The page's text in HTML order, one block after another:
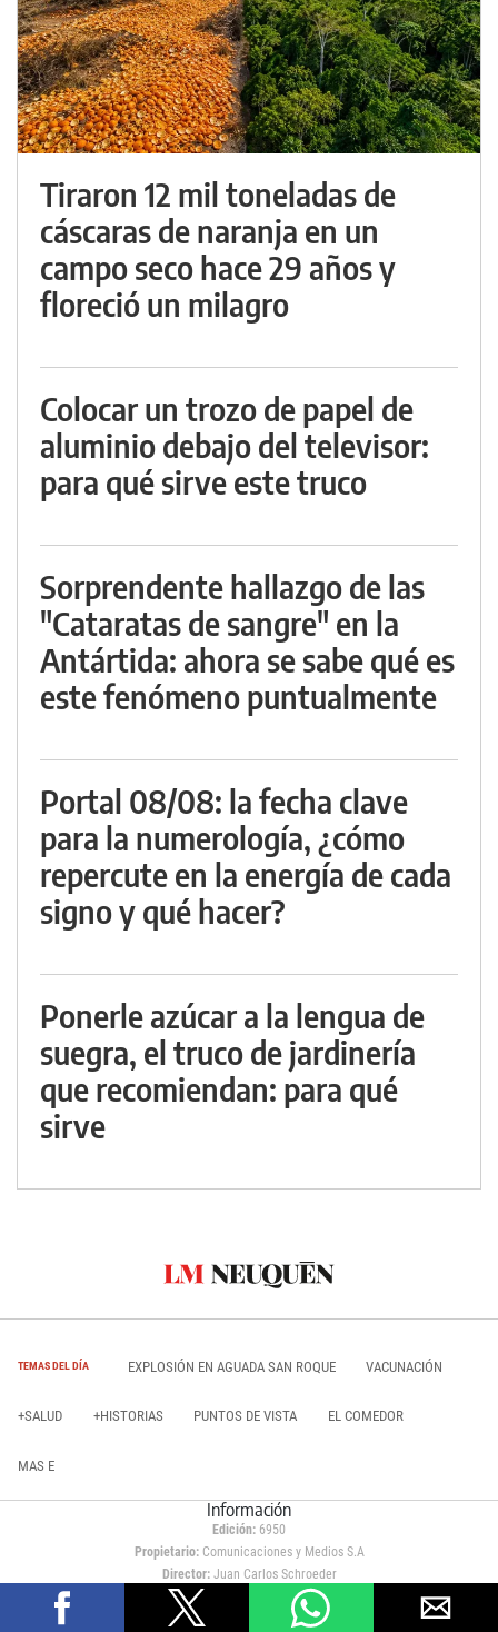
Tiraron 12 mil toneladas de
cáscaras de naranja en un
campo seco hace 29 años y
floreció un milagro
Colocar un trozo de papel de
aluminio debajo del televisor:
para qué sirve este truco
Sorprendente hallazgo de las
"Cataratas de sangre" en la
Antártida: ahora se sabe qué es
este fenómeno puntualmente
Portal 08/08: la fecha clave
para la numerología, ¿cómo
repercute en la energía de cada
signo y qué hacer?
Ponerle azúcar a la lengua de
suegra, el truco de jardinería
que recomiendan: para qué
sirve
TEMAS DEL DÍA EXPLOSIÓN EN AGUADA SAN ROQUE VACUNACIÓN
+SALUD +HISTORIAS PUNTOS DE VISTA EL COMEDOR
MAS E
Información
Edición: 6950
Propietario:Comunicaciones y Medios S.A
Director: Juan Carlos Schroeder
Editor General:
Ángel Casagrande
Fotheringham 445, Neuquén (CP 8300)